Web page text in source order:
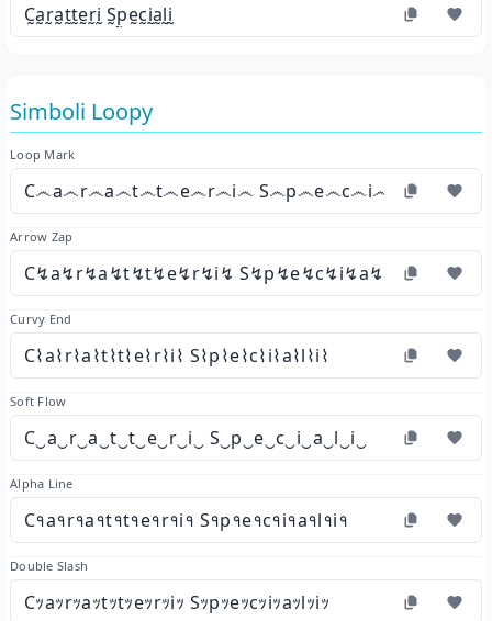
C̰a̰r̰a̰t̰t̰ḛr̰ḭ S̰p̰ḛc̰ḭa̰l̰ḭ
Simboli Loopy
Loop Mark
C෴a෴r෴a෴t෴t෴e෴r෴i෴ S෴p෴e෴c෴i෴a෴l෴i෴
Arrow Zap
C↯a↯r↯a↯t↯t↯e↯r↯i↯ S↯p↯e↯c↯i↯a↯l↯i↯
Curvy End
C⌇a⌇r⌇a⌇t⌇t⌇e⌇r⌇i⌇ S⌇p⌇e⌇c⌇i⌇a⌇l⌇i⌇
Soft Flow
C‿a‿r‿a‿t‿t‿e‿r‿i‿ S‿p‿e‿c‿i‿a‿l‿i‿
Alpha Line
C१a१r१a१t१t१e१r१i१ S१p१e१c१i१a१l१i१
Double Slash
Cｯaｯrｯaｯtｯtｯeｯrｯiｯ Sｯpｯeｯcｯiｯaｯlｯiｯ